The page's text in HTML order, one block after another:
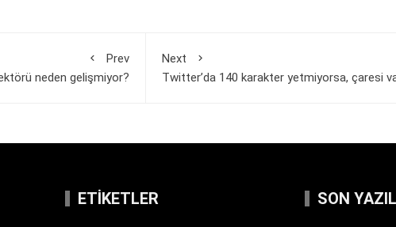
Prev
neden gelişmiyor?
Next
Twitter’da 140 karakter yetmiyorsa, çaresi
ETIKETLER SON